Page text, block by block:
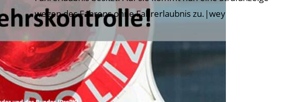
wegen des Fahrens ohne Fahrerlaubnis zu.|wey